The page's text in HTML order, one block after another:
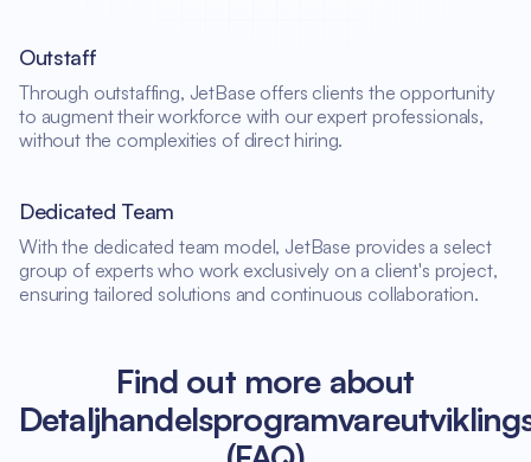
Outstaff
Through outstaffing, JetBase offers clients the opportunity
to augment their workforce with our expert professionals,
without the complexities of direct hiring.
Dedicated Team
With the dedicated team model, JetBase provides a select
group of experts who work exclusively on a client's project,
ensuring tailored solutions and continuous collaboration.
Find out more about